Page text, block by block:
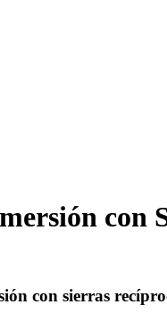
con
con sierras